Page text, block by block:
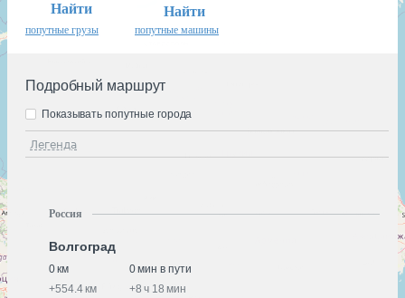
Найти
попутные грузы
Найти
попутные машины
Подробный маршрут
Легенда
Показывать попутные города
Россия
Волгоград
0 км
0 мин в пути
+554.4 км +8 ч 18 мин